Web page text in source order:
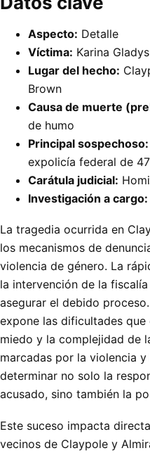
Aspecto: Detalle
Víctima: Karina
Lugar del hecho:
Brown
Causa de muerte
de humo
Principal sospechoso:
expolicía federal de
Carátula judicial:
Investigación a cargo:
La tragedia ocurrida en
los mecanismos de
violencia de género. La
la intervención de la
asegurar el debido
expone las dificultades
miedo y la complejidad de
marcadas por la violencia
determinar no solo la
acusado, sino también la
Este suceso impacta
vecinos de Claypole y